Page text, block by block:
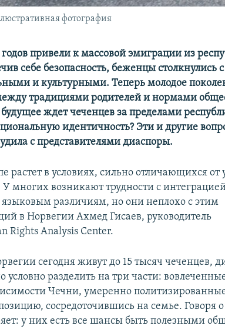
фотография
привели к массовой эмиграции из
себе безопасность, беженцы столкнулись с
и культурными. Теперь молодое
традициями родителей и нормами
ждет чеченцев за пределами
идентичность? Эти и другие
с представителями диаспоры.
растет в условиях, сильно отличающихся от
многих возникают трудности с
различиям, но они неплохо с этим
в Норвегии Ахмед Гисаев, руководитель
Rights Analysis Center.
сегодня живут до 15 тысяч чеченцев,
условно разделить на три части:
Чечни, умеренно
сосредоточившись на семье. Говоря о
у них есть все шансы быть полезными